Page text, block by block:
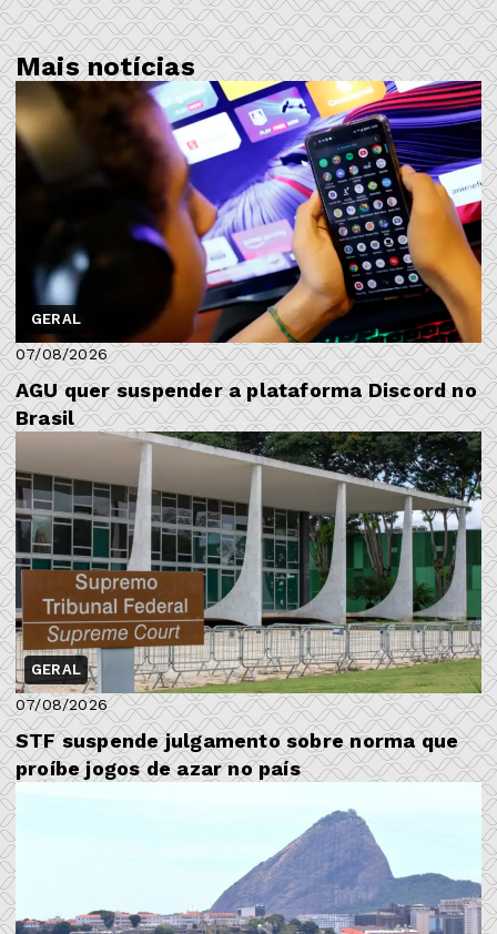
Mais notícias
GERAL
07/08/2026
AGU quer suspender a plataforma Discord no
Brasil
GERAL
07/08/2026
STF suspende julgamento sobre norma que
proíbe jogos de azar no país